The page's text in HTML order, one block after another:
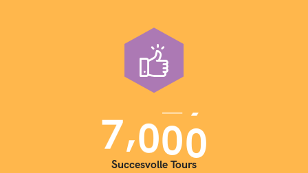
7,000
Succesvolle Tours